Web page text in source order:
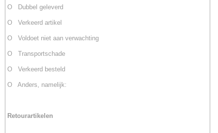
O Dubbel geleverd
O Verkeerd artikel
O Voldoet niet aan verwachting
O Transportschade
O Verkeerd besteld
O Anders, namelijk:
Retourartikelen